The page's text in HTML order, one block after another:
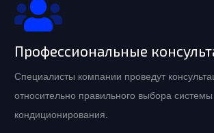
Профессиональные
Специалисты компании проведут
относительно правильного выбора системы
кондиционирования.